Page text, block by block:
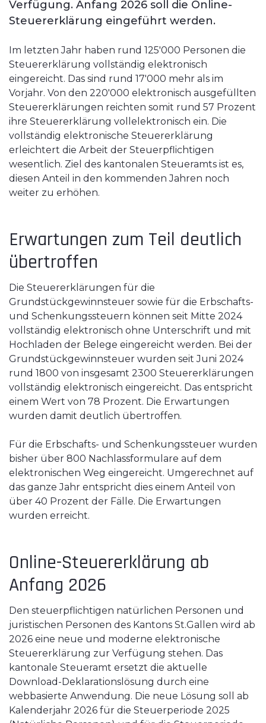
Verfügung. Anfang 2026 soll die Online-
Steuererklärung eingeführt werden.
Im letzten Jahr haben rund 125'000 Personen die
Steuererklärung vollständig elektronisch
eingereicht. Das sind rund 17'000 mehr als im
Vorjahr. Von den 220'000 elektronisch ausgefüllten
Steuererklärungen reichten somit rund 57 Prozent
ihre Steuererklärung vollelektronisch ein. Die
vollständig elektronische Steuererklärung
erleichtert die Arbeit der Steuerpflichtigen
wesentlich. Ziel des kantonalen Steueramts ist es,
diesen Anteil in den kommenden Jahren noch
weiter zu erhöhen.
Erwartungen zum Teil deutlich
übertroffen
Die Steuererklärungen für die
Grundstückgewinnsteuer sowie für die Erbschafts-
und Schenkungssteuern können seit Mitte 2024
vollständig elektronisch ohne Unterschrift und mit
Hochladen der Belege eingereicht werden. Bei der
Grundstückgewinnsteuer wurden seit Juni 2024
rund 1800 von insgesamt 2300 Steuererklärungen
vollständig elektronisch eingereicht. Das entspricht
einem Wert von 78 Prozent. Die Erwartungen
wurden damit deutlich übertroffen.
Für die Erbschafts- und Schenkungssteuer wurden
bisher über 800 Nachlassformulare auf dem
elektronischen Weg eingereicht. Umgerechnet auf
das ganze Jahr entspricht dies einem Anteil von
über 40 Prozent der Fälle. Die Erwartungen
wurden erreicht.
Online-Steuererklärung ab
Anfang 2026
Den steuerpflichtigen natürlichen Personen und
juristischen Personen des Kantons St.Gallen wird ab
2026 eine neue und moderne elektronische
Steuererklärung zur Verfügung stehen. Das
kantonale Steueramt ersetzt die aktuelle
Download-Deklarationslösung durch eine
webbasierte Anwendung. Die neue Lösung soll ab
Kalenderjahr 2026 für die Steuerperiode 2025